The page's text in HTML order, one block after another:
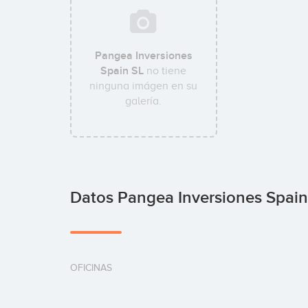
Pangea Inversiones
Spain SL no tiene
ninguna imágen en su
galería.
Datos Pangea Inversiones
OFICINAS